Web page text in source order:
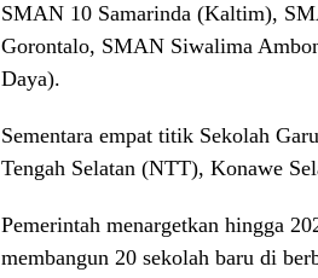
SMAN 10 Samarinda (Kaltim),
Gorontalo, SMAN Siwalima
Daya).
Sementara empat titik Sekolah
Tengah Selatan (NTT), Konawe
Pemerintah menargetkan hingga
membangun 20 sekolah baru di